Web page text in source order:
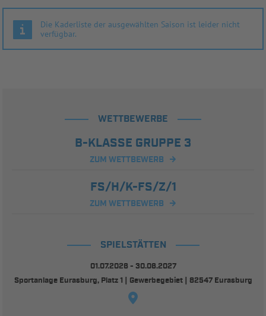
Die Kaderliste der ausgewählten Saison ist leider nicht
verfügbar.
WETTBEWERBE
B-KLASSE GRUPPE 3
ZUM WETTBEWERB
FS/H/K-FS/Z/1
ZUM WETTBEWERB
SPIELSTÄTTEN
01.07.2026 - 30.06.2027
Sportanlage Eurasburg, Platz 1 | Gewerbegebiet | 82547 Eurasburg